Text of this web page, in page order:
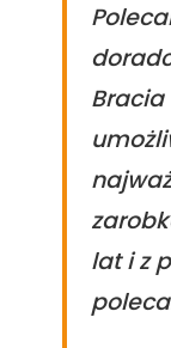
Bracia
lat i z